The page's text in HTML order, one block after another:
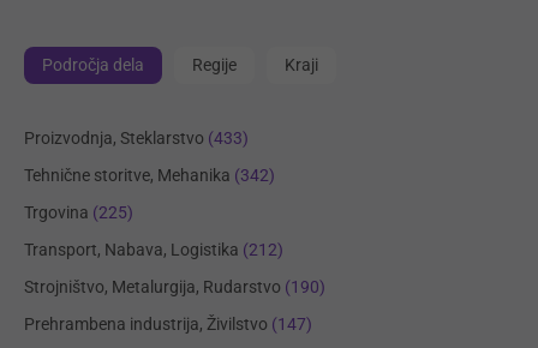
Področja dela Regije Kraji
Proizvodnja, Steklarstvo (433)
Tehnične storitve, Mehanika (342)
Trgovina (225)
Transport, Nabava, Logistika (212)
Strojništvo, Metalurgija, Rudarstvo (190)
Prehrambena industrija, Živilstvo (147)